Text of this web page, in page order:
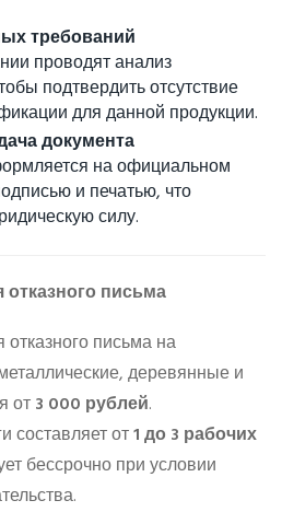
требований
проводят анализ
подтвердить отсутствие
для данной продукции.
документа
на официальном
и печатью, что
силу.
письма
письма на
деревянные и
от3 000 рублей.
составляет от1 до 3 рабочих
бессрочно при условии